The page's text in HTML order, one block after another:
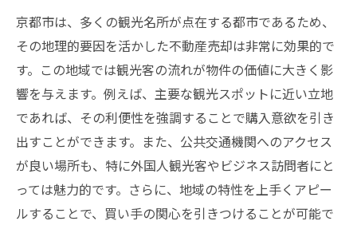
交渉過程でのコミュニケーションの重要性
不動産エージェントのプロの助言を活用した交
渉術
エージェントと連携した交渉戦略の構築
プロから学ぶ価格交渉のテクニック
エージェントの経験から得る市場インサイ
ト
成功事例から学ぶプロの交渉術
京都市は、多くの観光名所が点在する都市であるため、
その地理的要因を活かした不動産売却は非常に効果的で
す。この地域では観光客の流れが物件の価値に大きく影
響を与えます。例えば、主要な観光スポットに近い立地
であれば、その利便性を強調することで購入意欲を引き
出すことができます。また、公共交通機関へのアクセス
が良い場所も、特に外国人観光客やビジネス訪問者にと
っては魅力的です。さらに、地域の特性を上手くアピー
ルすることで、買い手の関心を引きつけることが可能で